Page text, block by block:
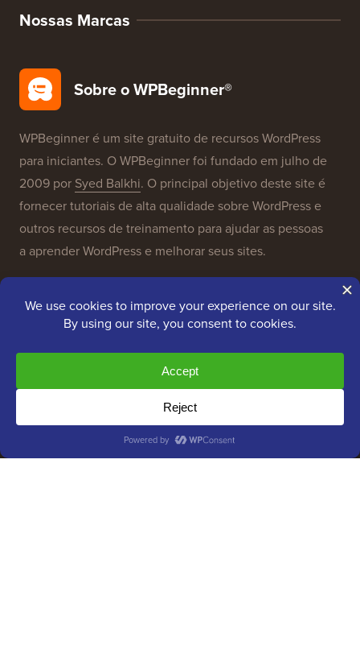
Nossas Marcas
Sobre o WPBeginner®
WPBeginner é um site gratuito de recursos WordPress
para iniciantes. O WPBeginner foi fundado em julho de
2009 por Syed Balkhi. O principal objetivo deste site é
fornecer tutoriais de alta qualidade sobre WordPress e
outros recursos de treinamento para ajudar as pessoas
a aprender WordPress e melhorar seus sites.
Duplicator
WP Simple Pay
Easy Digital Downloads